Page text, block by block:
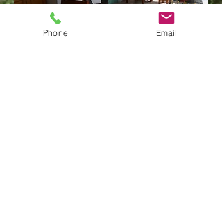
Phone Email